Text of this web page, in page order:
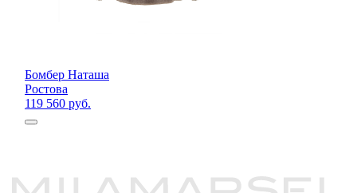
Бомбер Наташа
Ростова
119 560 руб.